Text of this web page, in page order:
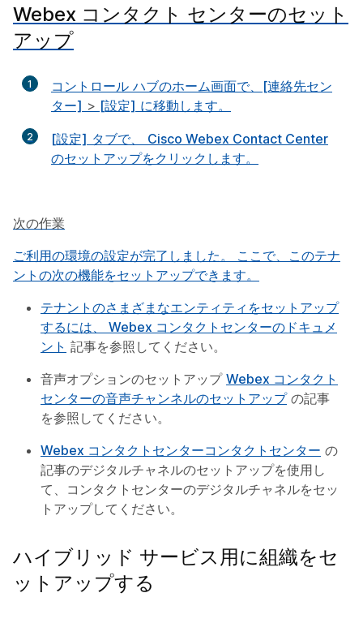
Webex コンタクト センターのセット
アップ
1 コントロール ハブのホーム画面で、 [連絡先セン
ター] > [設定] に移動します。
2 [設定] タブで、 Cisco Webex Contact Center
のセットアップをクリックします。
次の作業
ご利用の環境の設定が完了しました。 ここで、このテナ
ントの次の機能をセットアップできます。
テナントのさまざまなエンティティをセットアップ
するには、 Webex コンタクトセンターのドキュメ
ント 記事を参照してください。
音声オプションのセットアップ Webex コンタクト
センターの音声チャンネルのセットアップの記事
を参照してください。
Webex コンタクトセンターコンタクトセンター の
記事のデジタルチャネルのセットアップを使用し
て、コンタクトセンターのデジタルチャネルをセッ
トアップしてください。
ハイブリッド サービス用に組織をセ
ットアップする